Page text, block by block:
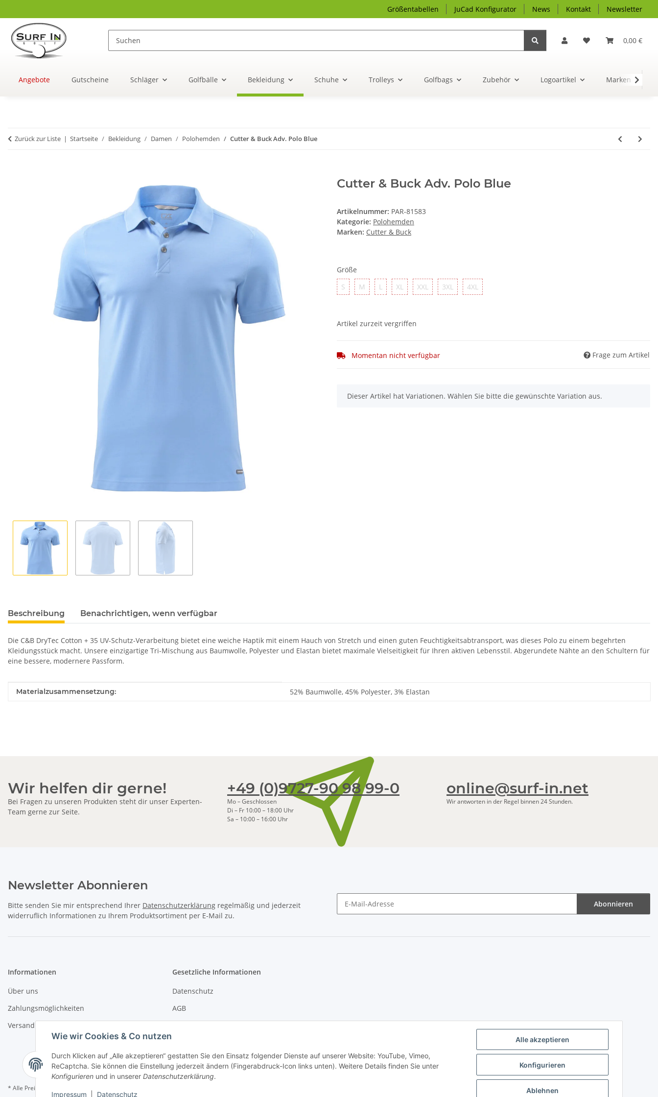
Alle akzeptieren
Konfigurieren
Ablehnen
Wie wir Cookies & Co nutzen
Durch Klicken auf „Alle akzeptieren“ gestatten Sie den Einsatz folgender Dienste auf unserer Website: YouTube, Vimeo,
ReCaptcha. Sie können die Einstellung jederzeit ändern (Fingerabdruck-Icon links unten). Weitere Details finden Sie unter
Konfigurieren und in unserer Datenschutzerklärung.
Impressum Datenschutz
Größentabellen JuCad Konfigurator News Kontakt Newsletter
0,00 €
Angebote Gutscheine Schläger Golfbälle Bekleidung Schuhe Trolleys Golfbags Zubehör Logoartikel Marken
Zurück zur Liste Startseite Bekleidung Damen Polohemden Cutter & Buck Adv. Polo Blue
Cutter & Buck Adv. Polo Blue
Artikelnummer: PAR-81583
Kategorie: Polohemden
Marken: Cutter & Buck
Größe
S
M M L XL XL XXL XXL 3XL 3XL 4XL 4XL
Artikel zurzeit vergriffen
Momentan nicht verfügbar Frage zum Artikel
x
Dieser Artikel hat Variationen. Wählen Sie bitte die gewünschte Variation aus.
Beschreibung Benachrichtigen, wenn verfügbar
Die C&B DryTec Cotton + 35 UV-Schutz-Verarbeitung bietet eine weiche Haptik mit einem Hauch von Stretch und einen guten Feuchtigkeitsabtransport, was dieses Polo zu einem begehrten
Kleidungsstück macht. Unsere einzigartige Tri-Mischung aus Baumwolle, Polyester und Elastan bietet maximale Vielseitigkeit für Ihren aktiven Lebensstil. Abgerundete Nähte an den Schultern für
eine bessere, modernere Passform.
Produkteigenschaft
Wert
Materialzusammensetzung: 52% Baumwolle, 45% Polyester, 3% Elastan
Wir helfen dir gerne!
Bei Fragen zu unseren Produkten steht dir unser Experten-
Team gerne zur Seite.
+49 (0)9727-90 98 99-0
Mo – Geschlossen
Di – Fr 10:00 – 18:00 Uhr
Sa – 10:00 – 16:00 Uhr
online@surf-in.net
Wir antworten in der Regel binnen 24 Stunden.
Newsletter Abonnieren
Bitte senden Sie mir entsprechend Ihrer Datenschutzerklärung regelmäßig und jederzeit
widerruflich Informationen zu Ihrem Produktsortiment per E-Mail zu.
Abonnieren
Informationen
Über uns
Zahlungsmöglichkeiten
Versandinformationen
Gesetzliche Informationen
Datenschutz
AGB
Widerrufsrecht
* Alle Preise inkl. gesetzlicher USt., zzgl.